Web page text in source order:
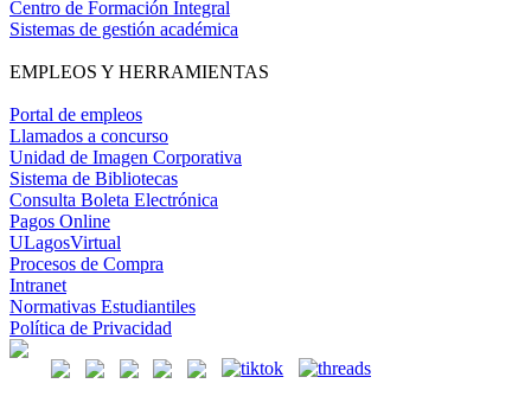
Centro de Formación Integral
Sistemas de gestión académica
EMPLEOS Y HERRAMIENTAS
Portal de empleos
Llamados a concurso
Unidad de Imagen Corporativa
Sistema de Bibliotecas
Consulta Boleta Electrónica
Pagos Online
ULagosVirtual
Procesos de Compra
Intranet
Normativas Estudiantiles
Política de Privacidad